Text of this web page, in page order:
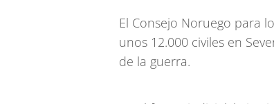
El Consejo Noruego para
unos 12.000 civiles en
de la guerra.